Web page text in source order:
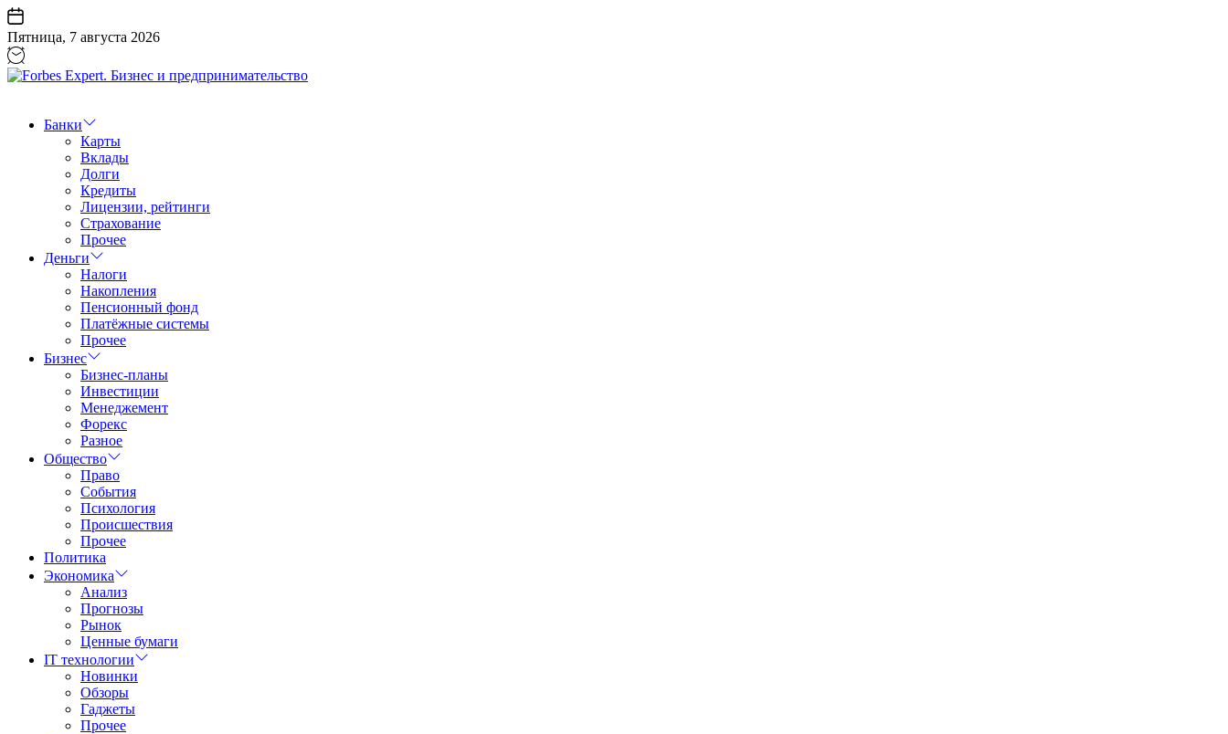
Перейти
к
содержанию
Пятница, 7 августа 2026
Бизнес
предпринимательство
Банки
Карты
Вклады
Долги
Кредиты
Лицензии, рейтинги
Страхование
Прочее
Деньги
Налоги
Накопления
Пенсионный фонд
Платёжные системы
Прочее
Бизнес
Бизнес-планы
Инвестиции
Менеджемент
Форекс
Разное
Общество
Право
События
Психология
Происшествия
Прочее
Политика
Экономика
Анализ
Прогнозы
Рынок
Ценные бумаги
IT технологии
Новинки
Обзоры
Гаджеты
Прочее